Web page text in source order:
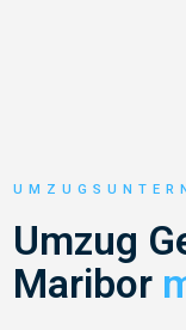
Umzug
Maribor